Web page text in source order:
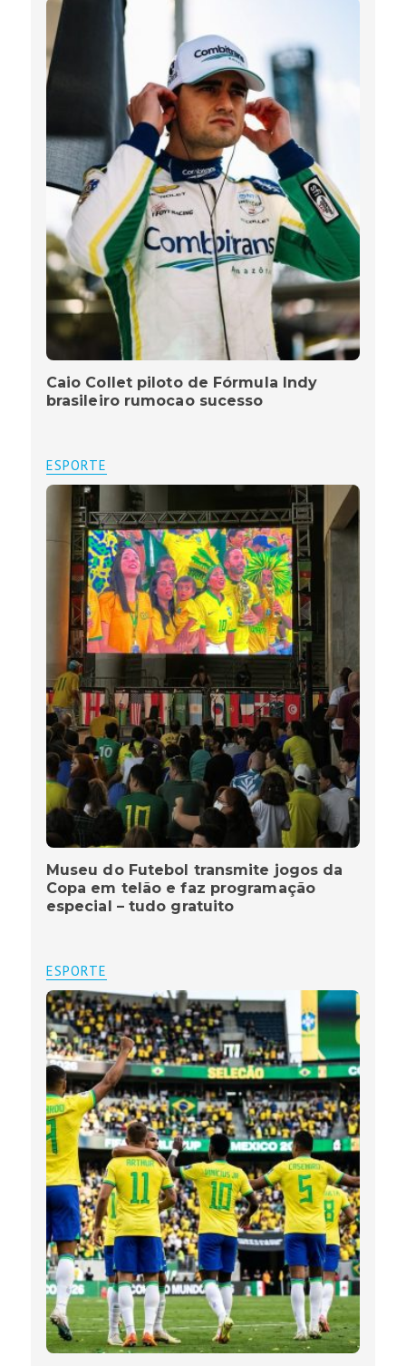
Caio Collet piloto de Fórmula Indy
brasileiro rumocao sucesso
ESPORTE
Museu do Futebol transmite jogos da
Copa em telão e faz programação
especial – tudo gratuito
ESPORTE